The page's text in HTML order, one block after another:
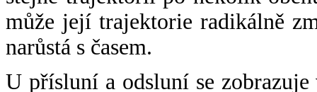
může její trajektorie radikálně
narůstá s časem.
U přísluní a odsluní se